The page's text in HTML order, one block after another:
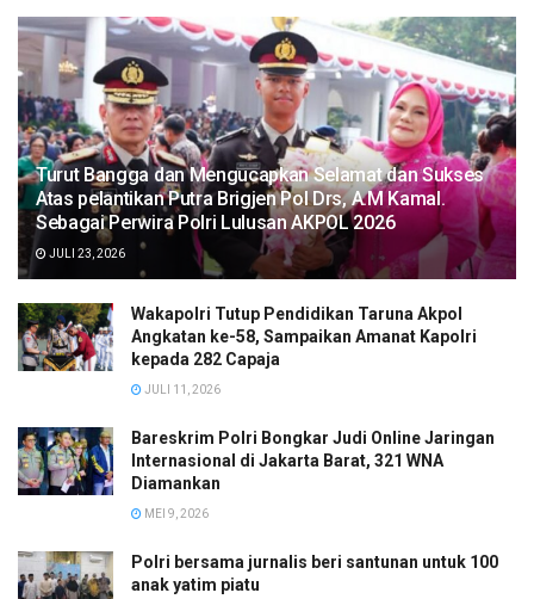
Turut Bangga dan Mengucapkan Selamat dan Sukses
Atas pelantikan Putra Brigjen Pol Drs, A.M Kamal.
Sebagai Perwira Polri Lulusan AKPOL 2026
JULI 23, 2026
Wakapolri Tutup Pendidikan Taruna Akpol
Angkatan ke-58, Sampaikan Amanat Kapolri
kepada 282 Capaja
JULI 11, 2026
Bareskrim Polri Bongkar Judi Online Jaringan
Internasional di Jakarta Barat, 321 WNA
Diamankan
MEI 9, 2026
Polri bersama jurnalis beri santunan untuk 100
anak yatim piatu